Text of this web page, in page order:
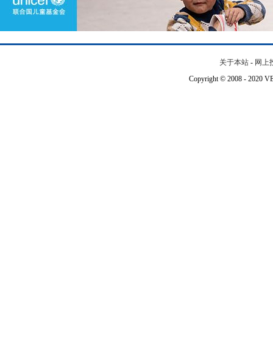
关于本站 - 网上
Copyright © 2008 - 2020